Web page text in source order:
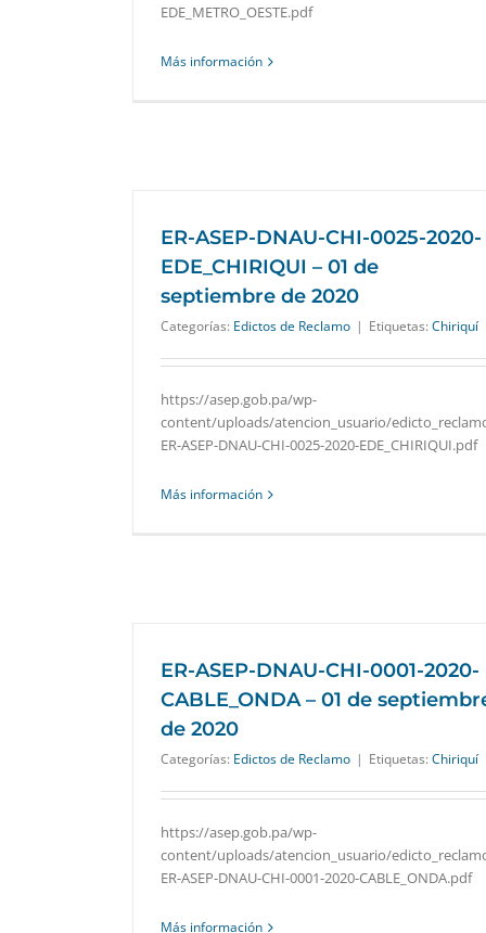
EDE_METRO_OESTE.pdf
Más información
ER-ASEP-DNAU-CHI-0025-2020-
EDE_CHIRIQUI – 01 de
septiembre de 2020
Categorías: Edictos de Reclamo | Etiquetas: Chiriquí
https://asep.gob.pa/wp-
content/uploads/atencion_usuario/
ER-ASEP-DNAU-CHI-0025-2020-EDE_CHIRIQUI.pdf
Más información
ER-ASEP-DNAU-CHI-0001-2020-
CABLE_ONDA – 01 de
de 2020
Categorías: Edictos de Reclamo | Etiquetas: Chiriquí
https://asep.gob.pa/wp-
content/uploads/atencion_usuario/
ER-ASEP-DNAU-CHI-0001-2020-CABLE_ONDA.pdf
Más información